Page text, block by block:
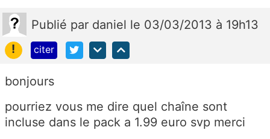
Publié par daniel le 03/03/2013 à 19h13
!
citer
bonjours
pourriez vous me dire quel chaîne sont
incluse dans le pack a 1.99 euro svp merci